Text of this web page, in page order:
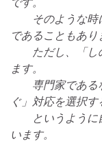
そのような時に
であることもあり
ただし、「しの
ます。
専門家である
ぐ」対応を選択す
というように自
います。